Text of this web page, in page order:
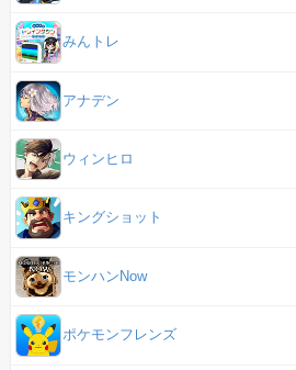
みんトレ
アナデン
ウィンヒロ
キングショット
モンハンNow
ポケモンフレンズ